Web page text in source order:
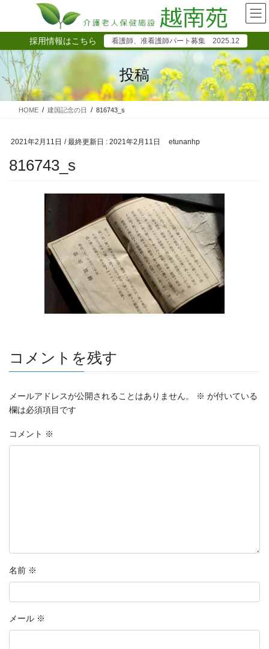
テ
ツ
に
移
ゲ
シ
ョ
ン
採用情報はこちら 看護師、准看護師パート募集 2025.12
投稿
HOME 建国記念の日 816743_s
2021年2月11日 / 最終更新日 : 2021年2月11日 etunanhp
816743_s
コメントを残す
メールアドレスが公開されることはありません。 ※ が付いている
欄は必須項目です
コメント ※
名前 ※
メール ※